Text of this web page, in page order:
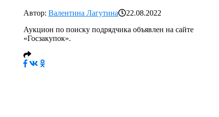
Автор: Валентина Лагутина
22.08.2022
Аукцион по поиску подрядчика объявлен на сайте
«Госзакупок».